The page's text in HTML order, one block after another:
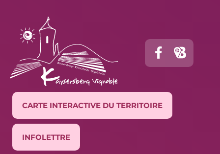
CARTE INTERACTIVE DU TERRITOIRE
INFOLETTRE